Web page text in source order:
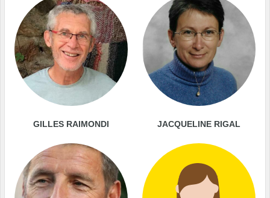
GILLES RAIMONDI JACQUELINE RIGAL